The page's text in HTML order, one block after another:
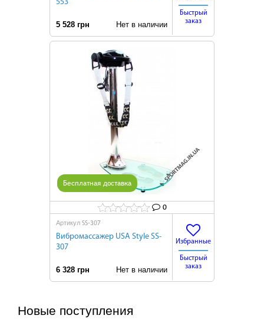
553
5 528 грн Нет в наличии
Быстрый
заказ
0
Бесплатная доставка
Артикул SS-307
Вибромассажер USA Style SS-
307
6 328 грн Нет в наличии
Избранные
Быстрый
заказ
Новые поступления